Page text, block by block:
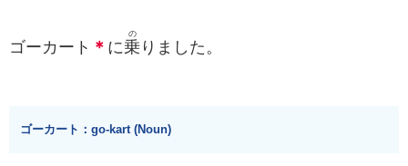
ゴーカート ＊ に乗
の
りました。
ゴーカート：go-kart (Noun)